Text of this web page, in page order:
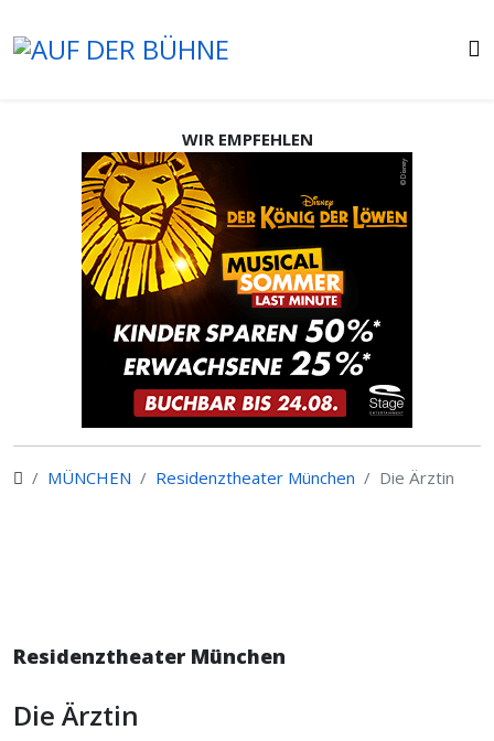
WIR EMPFEHLEN
MÜNCHEN Residenztheater München Die Ärztin
Residenztheater München
Die Ärztin